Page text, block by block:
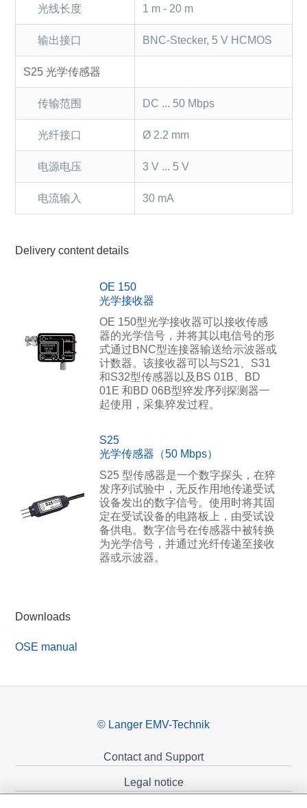
光线长度 1 m - 20 m
输出接口 BNC-Stecker, 5 V HCMOS
S25 光学传感器
传输范围 DC ... 50 Mbps
光纤接口 Ø 2.2 mm
电源电压 3 V ... 5 V
电流输入 30 mA
Delivery content details
OE 150
光学接收器
OE 150型光学接收器可以接收传感
器的光学信号，并将其以电信号的形
式通过BNC型连接器输送给示波器或
计数器。该接收器可以与S21、S31
和S32型传感器以及BS 01B、BD
01E 和BD 06B型猝发序列探测器一
起使用，采集猝发过程。
S25
光学传感器（50 Mbps）
S25 型传感器是一个数字探头，在猝
发序列试验中，无反作用地传递受试
设备发出的数字信号。使用时将其固
定在受试设备的电路板上，由受试设
备供电。数字信号在传感器中被转换
为光学信号，并通过光纤传递至接收
器或示波器。
Downloads
OSE manual
© Langer EMV-Technik
Contact and Support
Legal notice